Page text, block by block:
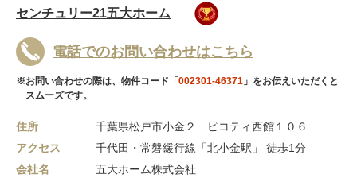
センチュリー21五大ホーム
電話でのお問い合わせはこちら
※お問い合わせの際は、物件コード「002301-46371 」をお伝えいただくと
スムーズです。
住所
千葉県松戸市小金２ ピコティ西館１０６
アクセス
千代田・常磐緩行線「北小金駅」 徒歩1分
会社名
五大ホーム株式会社